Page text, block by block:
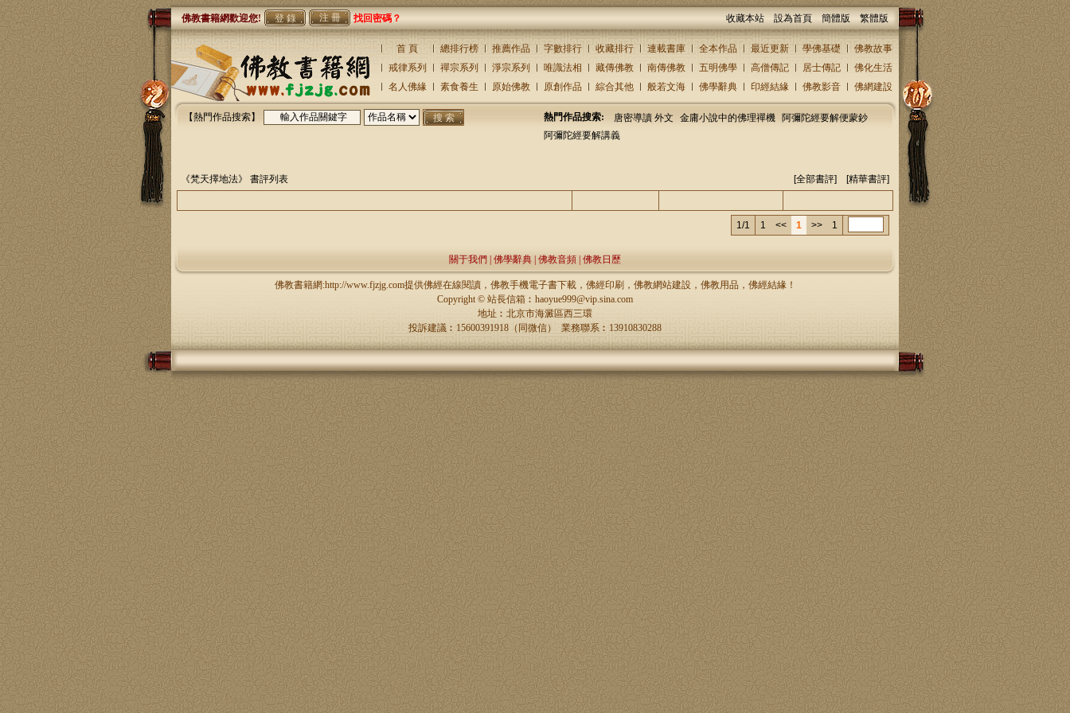
佛教書籍網歡迎您! 注 冊 找回密碼？ 收藏本站 設為首頁 簡體版 繁體版
首 頁 總排行榜 推薦作品 字數排行 收藏排行 連載書庫 全本作品 最近更新 學佛基礎
佛教故事
戒律系列
禪宗系列 淨宗系列 唯識法相 藏傳佛教 南傳佛教 五明佛學 高僧傳記 居士傳記
佛化生活
名人佛緣
素食養生 原始佛教 原創作品 綜合其他 般若文海 佛學辭典 印經結緣 佛教影音 佛網建設
【熱門作品搜索】 熱門作品搜索: 唐密導讀 外文 金庸小說中的佛理禪機
阿彌陀經要解便蒙鈔
阿彌陀經要解講義
《梵天擇地法》 書評列表 [全部書評] [精華書評]
1/1 1 << 1 >> 1
關于我們 佛學辭典 佛教音頻 佛教日歷
佛教書籍網:http://www.fjzjg.com提供佛經在線閱讀，佛教手機電子書下載，佛經印刷，佛教網站建設，佛教用品，佛經結緣！
Copyright © 站長信箱︰haoyue999@vip.sina.com
地址︰北京市海澱區西三環
投訴建議︰15600391918（同微信） 業務聯系︰13910830288